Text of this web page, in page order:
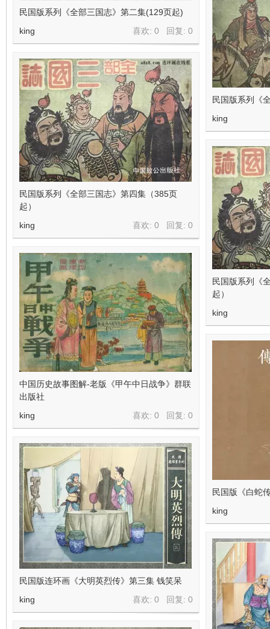
民国版系列《全部三国志》第二集(129页起)
喜欢: 0 回复: 0
king
民国版系列《
king
民国版系列《全部三国志》第四集（385页
起）
喜欢: 0 回复: 0
king
民国版系列《
起）
king
中国历史故事图解-老版《甲午中日战争》群联
出版社
喜欢: 0 回复: 0
king
民国版《白蛇
king
民国版连环画《大明英烈传》第三集 钱笑呆
喜欢: 0 回复: 0
king